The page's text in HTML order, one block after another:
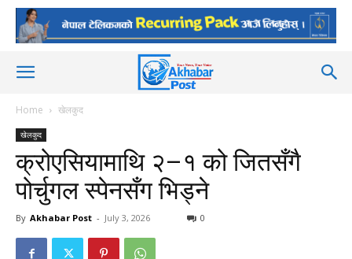
Home खेलकुद
खेलकुद
क्रोएसियामाथि २–१ को जितसँगै
पोर्चुगल स्पेनसँग भिड्ने
By Akhabar Post - July 3, 2026 0